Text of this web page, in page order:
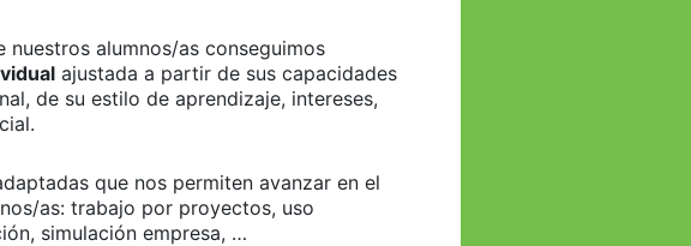
nuestros alumnos/as conseguimos
ajustada a partir de sus capacidades
de su estilo de aprendizaje, intereses,
que nos permiten avanzar en el
as: trabajo por proyectos, uso
simulación empresa, …